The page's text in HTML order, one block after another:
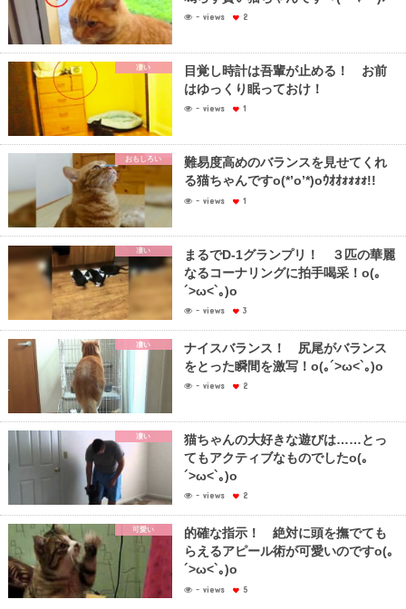
- views 2
凄い
目覚し時計は吾輩が止める！ お前
はゆっくり眠っておけ！
- views 1
おもしろい
難易度高めのバランスを見せてくれ
る猫ちゃんですo(*’o’*)oｳｵｵｫｫｫｫ!!
- views 1
凄い
まるでD-1グランプリ！ ３匹の華麗
なるコーナリングに拍手喝采！o(｡
´>ω<`｡)o
- views 3
凄い
ナイスバランス！ 尻尾がバランス
をとった瞬間を激写！o(｡´>ω<`｡)o
- views 2
凄い
猫ちゃんの大好きな遊びは……とっ
てもアクティブなものでしたo(｡
´>ω<`｡)o
- views 2
可愛い
的確な指示！ 絶対に頭を撫でても
らえるアピール術が可愛いのですo(｡
´>ω<`｡)o
- views 5